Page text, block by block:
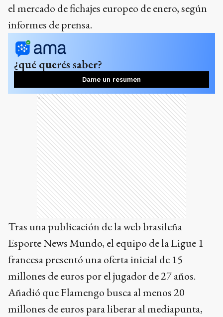
el mercado de fichajes europeo de enero, según
informes de prensa.
¿qué querés saber?
Dame un resumen
Ads
Tras una publicación de la web brasileña
Esporte News Mundo, el equipo de la Ligue 1
francesa presentó una oferta inicial de 15
millones de euros por el jugador de 27 años.
Añadió que Flamengo busca al menos 20
millones de euros para liberar al mediapunta,